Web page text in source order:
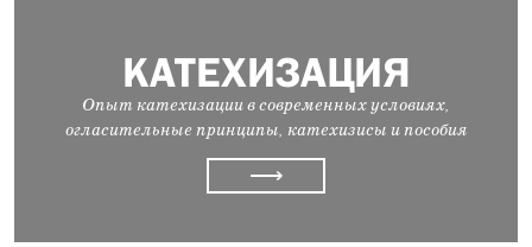
КАТЕХИЗАЦИЯ
Опыт катехизации в современных условиях,
огласительные принципы, катехизисы и пособия
⟶